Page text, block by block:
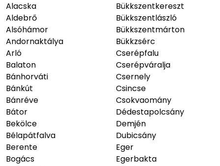
Alacska
Aldebrő
Alsóhámor
Andornaktálya
Arló
Balaton
Bánhorváti
Bánkút
Bánréve
Bátor
Bekölce
Bélapátfalva
Berente
Bogács
Bükkszentkereszt
Bükkszentlászló
Bükkszentmárton
Bükkzsérc
Cserépfalu
Cserépváralja
Csernely
Csincse
Csokvaomány
Dédestapolcsány
Demjén
Dubicsány
Eger
Egerbakta